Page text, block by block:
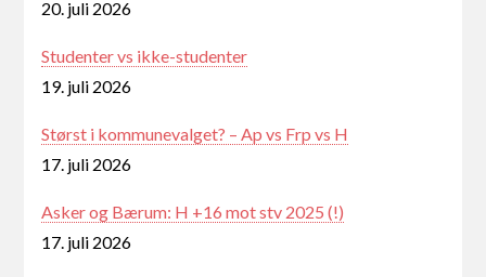
20. juli 2026
Studenter vs ikke-studenter
19. juli 2026
Størst i kommunevalget? – Ap vs Frp vs H
17. juli 2026
Asker og Bærum: H +16 mot stv 2025 (!)
17. juli 2026